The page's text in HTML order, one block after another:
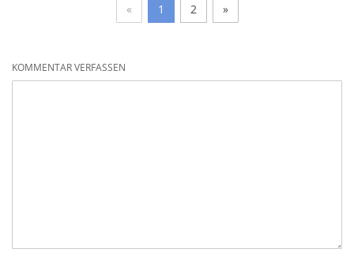
« 1 2 »
KOMMENTAR VERFASSEN